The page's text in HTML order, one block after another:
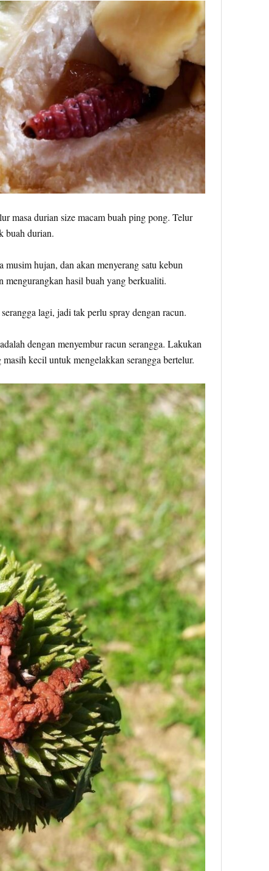
masa durian size macam buah ping pong. Telur
buah durian.
hujan, dan akan menyerang satu kebun
hasil buah yang berkualiti.
lagi, jadi tak perlu spray dengan racun.
dengan menyembur racun serangga. Lakukan
kecil untuk mengelakkan serangga bertelur.